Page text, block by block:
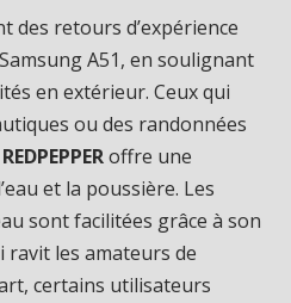
des retours d’expérience
A51, en soulignant
en extérieur. Ceux qui
ou des randonnées
offre une
et la poussière. Les
sont facilitées grâce à son
ravit les amateurs de
certains utilisateurs